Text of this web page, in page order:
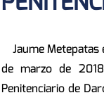
Jaume
de marzo de
Penitenciario de